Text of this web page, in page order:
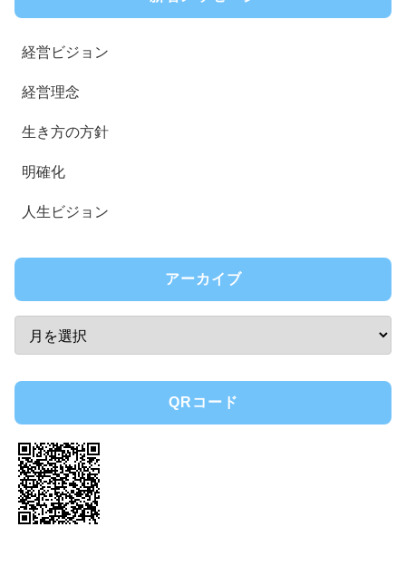
経営ビジョン
経営理念
生き方の方針
明確化
人生ビジョン
アーカイブ
QRコード